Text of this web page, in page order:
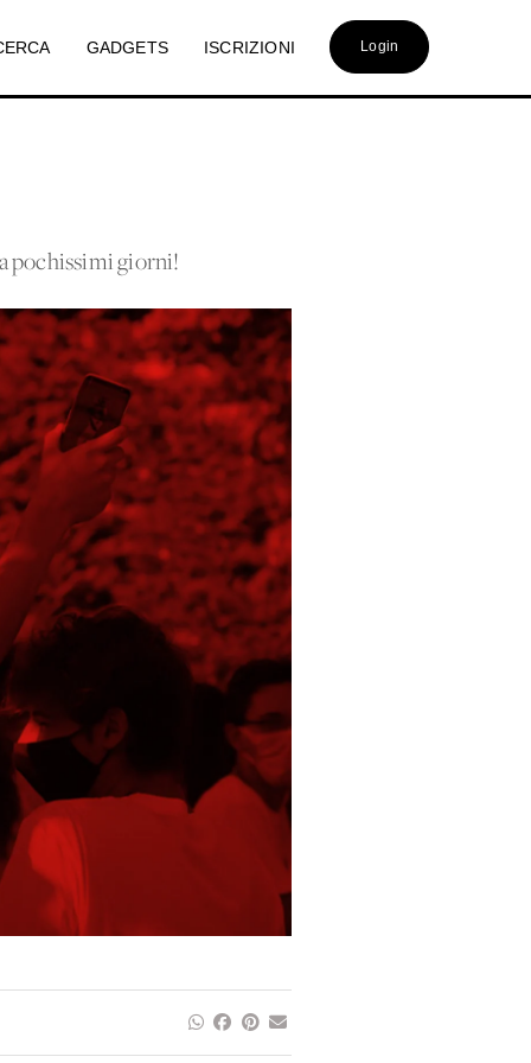
GADGETS ISCRIZIONI Login
pochissimi giorni!